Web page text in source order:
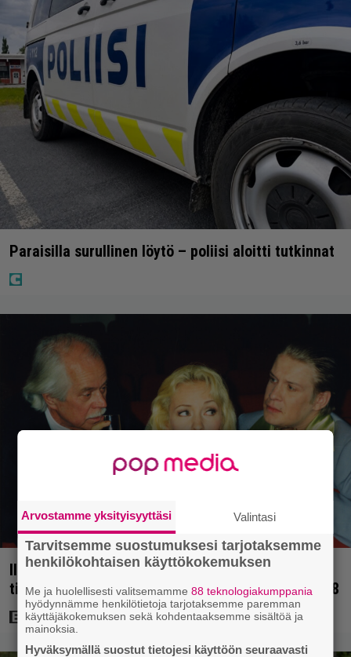
Paraisilla surullinen löytö – poliisi aloitti tutkinnat
Illalla tv:ssä: Uuno-elokuva jossa käytettiin
tietokonegrafiikkaa? Sellainen tehtiin vuonna 1998
Arvostamme yksityisyyttäsi Valintasi
Tarvitsemme suostumuksesi tarjotaksemme
henkilökohtaisen käyttökokemuksen
Me ja huolellisesti valitsemamme88 teknologiakumppania
hyödynnämme henkilötietoja tarjotaksemme paremman
käyttäjäkokemuksen sekä kohdentaaksemme sisältöä ja
mainoksia.
Hyväksymällä suostut tietojesi käyttöön seuraavasti